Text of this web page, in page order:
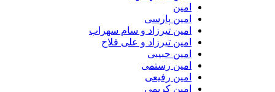
امین
امین پارسی
امین تیرزاد و سام سهراب
امین تیرزاد و علی فلاح
امین حبیبی
امین رستمی
امین رفیعی
امین کریمی